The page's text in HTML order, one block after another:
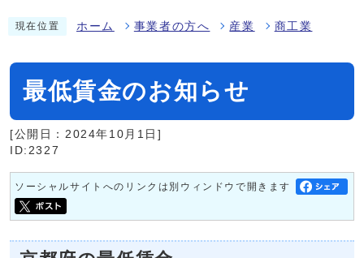
現在位置 ホーム 事業者の方へ 産業 商工業
最低賃金のお知らせ
[公開日：2024年10月1日]
ID:2327
ソーシャルサイトへのリンクは別ウィンドウで開きます